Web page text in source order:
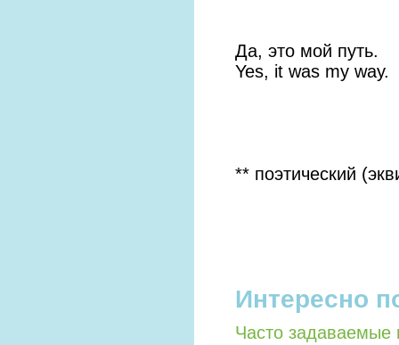
Да, это мой путь.
Yes, it was my way.
** поэтический
Интересно
Часто задаваемые